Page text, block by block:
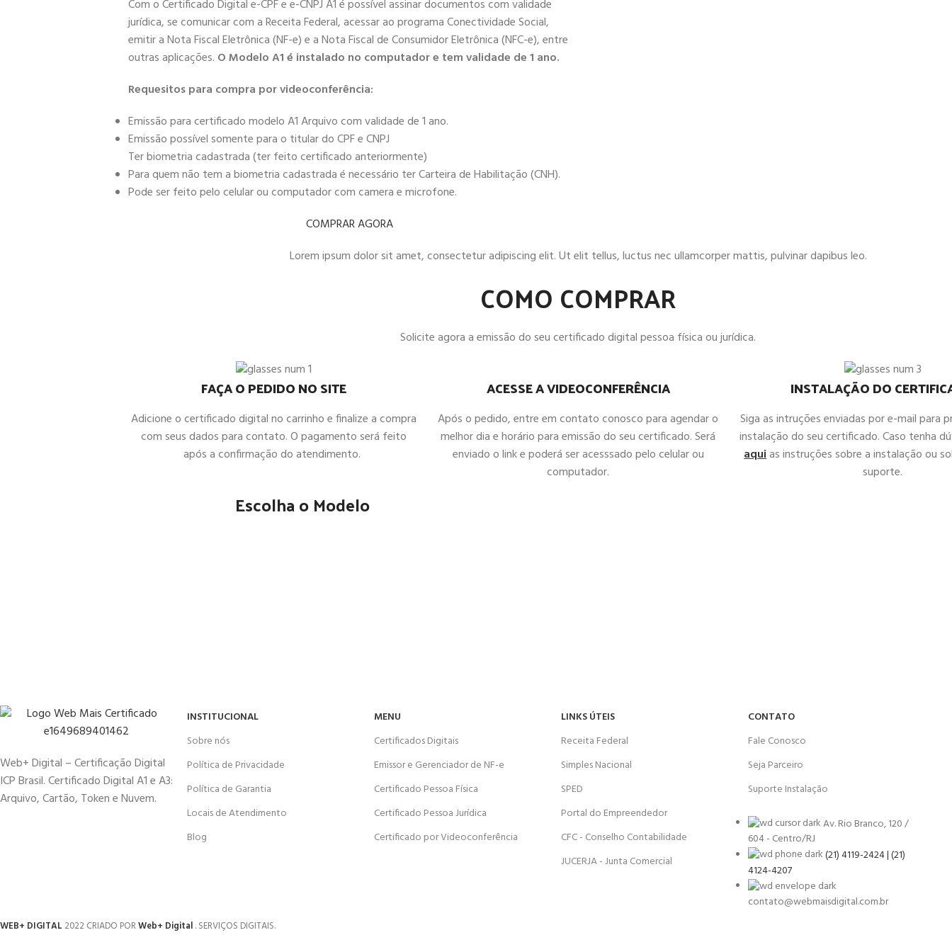
Com o Certificado Digital e-CPF e e-CNPJ A1 é possível assinar documentos com validade
jurídica, se comunicar com a Receita Federal, acessar ao programa Conectividade Social,
emitir a Nota Fiscal Eletrônica (NF-e) e a Nota Fiscal de Consumidor Eletrônica (NFC-e), entre
outras aplicações. O Modelo A1 é instalado no computador e tem validade de 1 ano.
Requesitos para compra por videoconferência:
Emissão para certificado modelo A1 Arquivo com validade de 1 ano.
Emissão possível somente para o titular do CPF e CNPJ
Ter biometria cadastrada (ter feito certificado anteriormente)
Para quem não tem a biometria cadastrada é necessário ter Carteira de Habilitação (CNH).
Pode ser feito pelo celular ou computador com camera e microfone.
COMPRAR AGORA
Lorem ipsum dolor sit amet, consectetur adipiscing elit. Ut elit tellus, luctus nec ullamcorper mattis, pulvinar dapibus leo.
COMO COMPRAR
Solicite agora a emissão do seu certificado digital pessoa física ou jurídica.
FAÇA O PEDIDO NO SITE
Adicione o certificado digital no carrinho e finalize a compra
com seus dados para contato. O pagamento será feito
após a confirmação do atendimento.
ACESSE A VIDEOCONFERÊNCIA
Após o pedido, entre em contato conosco para agendar o
melhor dia e horário para emissão do seu certificado. Será
enviado o link e poderá ser acesssado pelo celular ou
computador.
INSTALAÇÃO DO
Siga as intruções enviadas por e-mail para
instalação do seu certificado. Caso tenha
aquias instruções sobre a instalação ou
suporte.
Escolha o Modelo
Web+ Digital – Certificação Digital
ICP Brasil. Certificado Digital A1 e A3:
Arquivo, Cartão, Token e Nuvem.
INSTITUCIONAL
Sobre nós
Política de Privacidade
Política de Garantia
Locais de Atendimento
Blog
MENU
Certificados Digitais
Emissor e Gerenciador de NF-e
Certificado Pessoa Física
Certificado Pessoa Jurídica
Certificado por Videoconferência
LINKS ÚTEIS
Receita Federal
Simples Nacional
SPED
Portal do Empreendedor
CFC - Conselho Contabilidade
JUCERJA - Junta Comercial
CONTATO
Fale Conosco
Seja Parceiro
Suporte Instalação
Av. Rio Branco, 120 /
604 - Centro/RJ
(21) 4119-2424 | (21)
4124-4207
contato@webmaisdigital.com.br
WEB+ DIGITAL 2022 CRIADO PORWeb+ Digital. SERVIÇOS DIGITAIS.